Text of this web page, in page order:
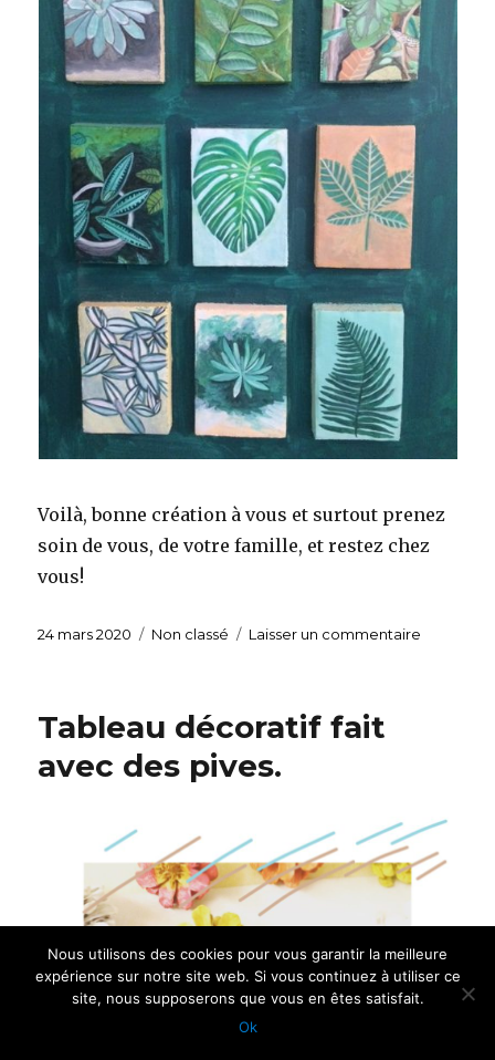
Voilà, bonne création à vous et surtout prenez
soin de vous, de votre famille, et restez chez
vous!
Publié
24 mars 2020 Catégories
Non classé Laisser un commentaire
Tableau décoratif fait
avec des pives.
Nous utilisons des cookies pour vous garantir la meilleure
expérience sur notre site web. Si vous continuez à utiliser ce
site, nous supposerons que vous en êtes satisfait.
Ok